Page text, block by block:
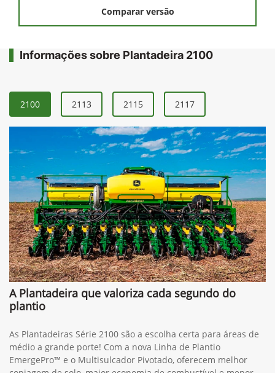
Comparar versão
Informações sobre Plantadeira 2100
2100 2113 2115 2117
A Plantadeira que valoriza cada segundo do
plantio
As Plantadeiras Série 2100 são a escolha certa para áreas de
médio a grande porte! Com a nova Linha de Plantio
EmergePro™ e o Multisulcador Pivotado, oferecem melhor